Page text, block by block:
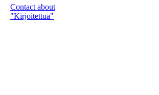
Contact about
"Kirjoitettua"